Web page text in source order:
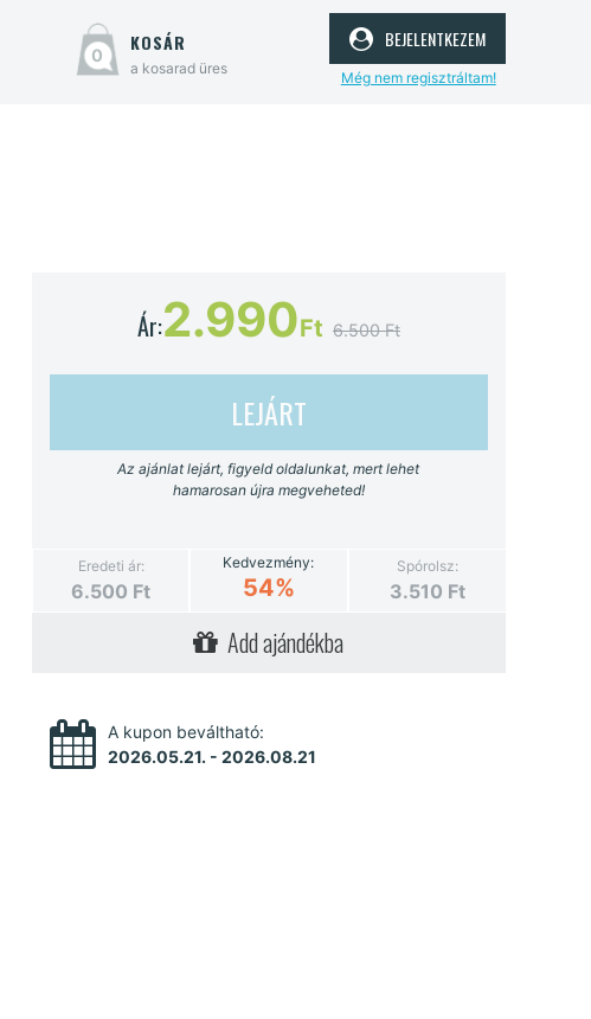
0 kosár
a kosarad üres
bejelentkezem
Még nem regisztráltam!
Ár:2.990Ft 6.500 Ft
LEJÁRT
Az ajánlat lejárt, figyeld oldalunkat, mert lehet
hamarosan újra megveheted!
Eredeti ár:
6.500 Ft
Kedvezmény:
54%
Spórolsz:
3.510 Ft
Add ajándékba
A kupon beváltható:
2026.05.21. - 2026.08.21